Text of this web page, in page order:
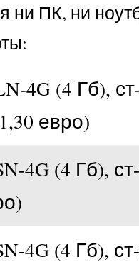
ни ПК, ни
4G (4 Гб),
евро)
4G (4 Гб),
4G (4 Гб),